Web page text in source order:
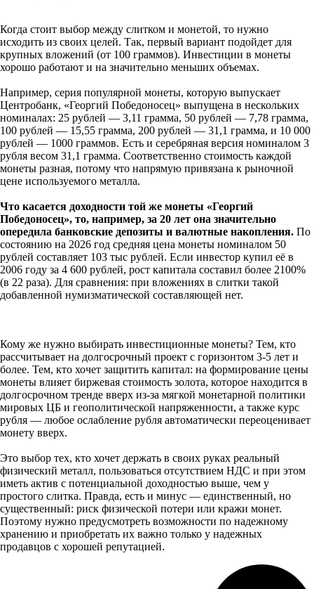
Когда стоит выбор между слитком и монетой, то нужно
исходить из своих целей. Так, первый вариант подойдет для
крупных вложений (от 100 граммов). Инвестиции в монеты
хорошо работают и на значительно меньших объемах.
Например, серия популярной монеты, которую выпускает
Центробанк, «Георгий Победоносец» выпущена в нескольких
номиналах: 25 рублей — 3,11 грамма, 50 рублей — 7,78 грамма,
100 рублей — 15,55 грамма, 200 рублей — 31,1 грамма, и 10 000
рублей — 1000 граммов. Есть и серебряная версия номиналом 3
рубля весом 31,1 грамма. Соответственно стоимость каждой
монеты разная, потому что напрямую привязана к рыночной
цене используемого металла.
Что касается доходности той же монеты «Георгий
Победоносец», то, например, за 20 лет она значительно
опередила банковские депозиты и валютные накопления. По
состоянию на 2026 год средняя цена монеты номиналом 50
рублей составляет 103 тыс рублей. Если инвестор купил её в
2006 году за 4 600 рублей, рост капитала составил более 2100%
(в 22 раза). Для сравнения: при вложениях в слитки такой
добавленной нумизматической составляющей нет.
Кому же нужно выбирать инвестиционные монеты? Тем, кто
рассчитывает на долгосрочный проект с горизонтом 3-5 лет и
более. Тем, кто хочет защитить капитал: на формирование цены
монеты влияет биржевая стоимость золота, которое находится в
долгосрочном тренде вверх из-за мягкой монетарной политики
мировых ЦБ и геополитической напряженности, а также курс
рубля — любое ослабление рубля автоматически переоценивает
монету вверх.
Это выбор тех, кто хочет держать в своих руках реальный
физический металл, пользоваться отсутствием НДС и при этом
иметь актив с потенциальной доходностью выше, чем у
простого слитка. Правда, есть и минус — единственный, но
существенный: риск физической потери или кражи монет.
Поэтому нужно предусмотреть возможности по надежному
хранению и приобретать их важно только у надежных
продавцов с хорошей репутацией.